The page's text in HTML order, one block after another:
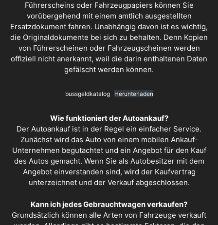
Führerscheins oder Fahrzeugpapiers können Sie
vorübergehend mit einem amtlich ausgestellten
Ersatzdokument fahren. Unabhängig davon ist es wichtig,
die Originaldokumente bei sich zu behalten. Denn Kopien
von Führerscheinen oder Fahrzeugscheinen werden
offiziell nicht anerkannt, weil die darin enthaltenen Daten
gefälscht werden können.
bussgeldkatalog Herunterladen
Wie funktioniert der Autoankauf?
Der Autoankauf ist in der Regel ein einfacher Service.
Zunächst wird das Auto von einem mobilen Ankauf-
Unternehmen begutachtet und ein Angebot für den Kauf
des Autos gemacht. Wenn Sie als Autobesitzer mit dem
Angebot einverstanden sind, wird der Kaufvertrag
unterzeichnet und der Verkauf abgeschlossen.
Kann ich jedes Gebrauchtwagen verkaufen?
Grundsätzlich können alle Arten von Fahrzeuge verkauft